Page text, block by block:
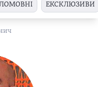
ЕКСКЛЮЗИВИ